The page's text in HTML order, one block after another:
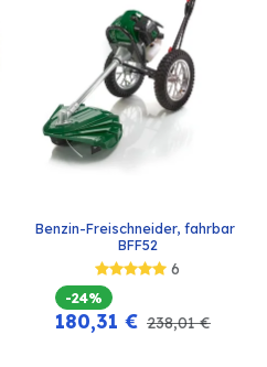
Benzin-Freischneider, fahrbar
BFF52
6
-24%
180,31 € 238,01€